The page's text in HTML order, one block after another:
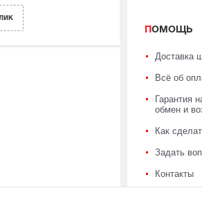
ПОМОЩЬ
Доставка
Всё об
Гарантия
обмен и
Как
Задать
Контакты